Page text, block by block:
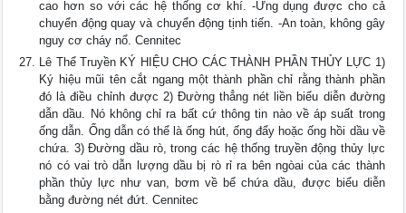
cao hơn so với các hệ thống cơ khí. -Ứng dụng được cho cả
chuyển động quay và chuyển động tịnh tiến. -An toàn, không gây
nguy cơ cháy nổ. Cennitec
Lê Thể Truyền KÝ HIỆU CHO CÁC THÀNH PHẦN THỦY LỰC 1)
Ký hiệu mũi tên cắt ngang một thành phần chỉ rằng thành phần
đó là điều chỉnh được 2) Đường thẳng nét liền biểu diễn đường
dẫn dầu. Nó không chỉ ra bất cứ thông tin nào về áp suất trong
ống dẫn. Ống dẫn có thể là ống hút, ống đẩy hoặc ống hồi dầu về
chứa. 3) Đường dầu rò, trong các hệ thống truyền động thủy lực
nó có vai trò dẫn lượng dầu bị rò rỉ ra bên ngòai của các thành
phần thủy lực như van, bơm về bể chứa dầu, được biểu diễn
bằng đường nét đứt. Cennitec